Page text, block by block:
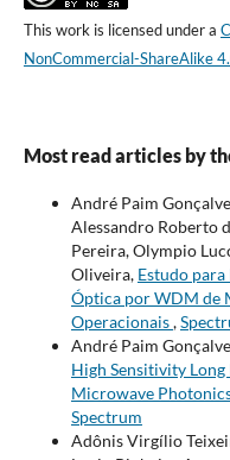
This work is licensed under a
NonCommercial-ShareAlike
Most read articles by
André Paim
Alessandro Roberto
Pereira, Olympio
Oliveira, Estudo
Óptica por WDM de
Operacionais,
André Paim
High Sensitivity
Microwave
Spectrum
Adônis Virgílio